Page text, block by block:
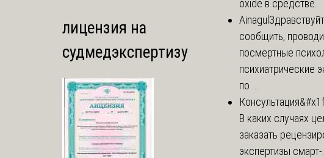
лицензия на
судмедэкспертизу
oxide в средстве.
Ainagul
сообщить,
посмертные
психиатрические
по ...
Консультация
В каких случаях
заказать
экспертизы смарт-...